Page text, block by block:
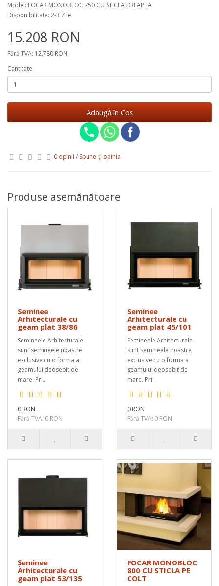
Model: FOCAR MONOBLOC 750 CU STICLA DREAPTA
Disponibilitate: 2-3 Zile
15.208 RON
Fără TVA: 12.780 RON
Cantitate
Adaugă în Coş
0 opinii / Spune-ţi opinia
Produse asemănătoare
Seminee
Arhitecturale cu
geam plat 38/86
Semineele Arhitecturale
sunt semineele noastre
exclusive cu o forma a
geamului deosebit de
mare. Pri..
0 RON
Fără TVA: 0 RON
Seminee
Arhitecturale cu
geam plat 45/101
Semineele Arhitecturale
sunt semineele noastre
exclusive cu o forma a
geamului deosebit de
mare. Pri..
0 RON
Fără TVA: 0 RON
Șeminee
Arhitecturale cu
geam plat 53/135
FOCAR MONOBLOC
800 CU STICLA PE
COLT